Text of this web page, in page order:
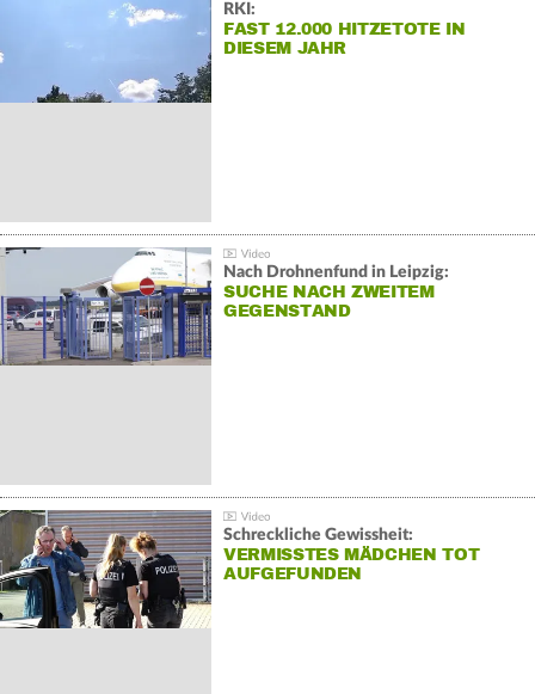
RKI:
FAST 12.000 HITZETOTE IN
DIESEM JAHR
Nach Drohnenfund in Leipzig:
SUCHE NACH ZWEITEM
GEGENSTAND
Schreckliche Gewissheit:
VERMISSTES MÄDCHEN TOT
AUFGEFUNDEN